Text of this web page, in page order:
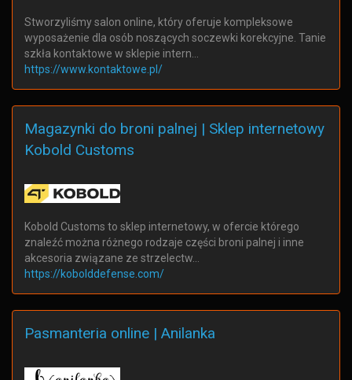
Stworzyliśmy salon online, który oferuje kompleksowe
wyposażenie dla osób noszących soczewki korekcyjne. Tanie
szkła kontaktowe w sklepie intern…
https://www.kontaktowe.pl/
Magazynki do broni palnej | Sklep internetowy
Kobold Customs
Kobold Customs to sklep internetowy, w ofercie którego
znaleźć można różnego rodzaje części broni palnej i inne
akcesoria związane ze strzelectw…
https://kobolddefense.com/
Pasmanteria online | Anilanka